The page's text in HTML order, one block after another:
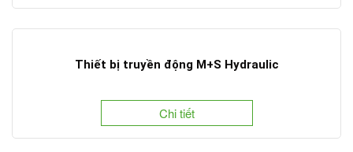
Thiết bị truyền động M+S Hydraulic
Chi tiết